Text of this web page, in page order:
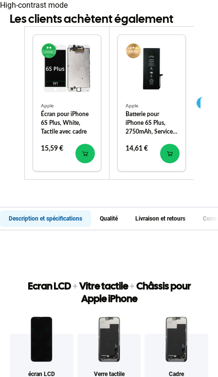
High-contrast mode
Les clients achètent également
Apple
Écran pour iPhone
6S Plus, White,
Tactile avec cadre
15,59 €
Apple
Batterie pour
iPhone 6S Plus,
2750mAh, Service
14,61 €
Description et spécifications Qualité Livraison et retours
Ecran LCD+Vitre tactile+Châssis pour
Apple iPhone
écran LCD Verre tactile Cadre